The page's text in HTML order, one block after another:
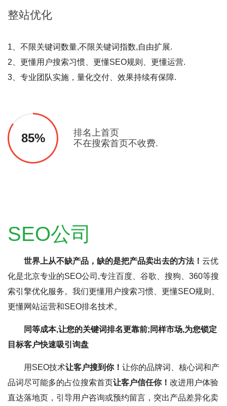
整站优化
1、不限关键词数量,不限关键词指数,自由扩展.
2、更懂用户搜索习惯、更懂SEO规则、更懂运营.
3、专业团队实施，量化交付、效果持续有保障.
85%
排名上首页
不在搜索首页不收费.
SEO公司
世界上从不缺产品，缺的是把产品卖出去的方法！ 云优
化是北京专业的SEO公司,专注百度、谷歌、搜狗、360等搜
索引擎优化服务。我们更懂用户搜索习惯、更懂SEO规则、
更懂网站运营和SEO排名技术。
同等成本,让您的关键词排名更靠前;同样市场,为您锁定
目标客户快速吸引询盘
用SEO技术让客户搜到你！ 让你的品牌词、核心词和产
品词尽可能多的占位搜索首页让客户信任你！ 改进用户体验
直达落地页，引导用户咨询或预约留言，突出产品差异化卖